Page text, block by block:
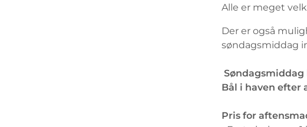
Alle er meget
Der er også
søndagsmiddag
Søndagsmiddag
Bål i haven efter
Pris for